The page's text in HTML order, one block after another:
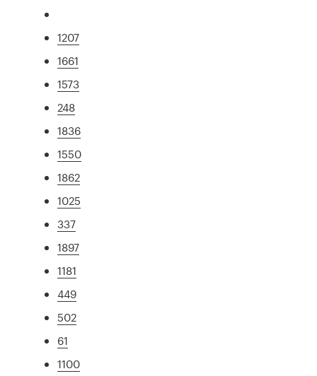
1207
1661
1573
248
1836
1550
1862
1025
337
1897
1181
449
502
61
1100